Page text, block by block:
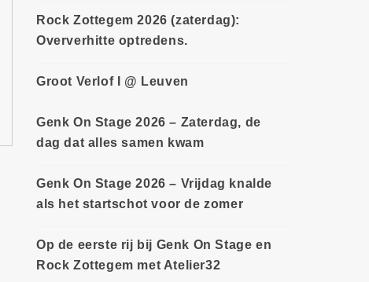
Rock Zottegem 2026 (zaterdag):
Oververhitte optredens.
Groot Verlof I @ Leuven
Genk On Stage 2026 – Zaterdag, de
dag dat alles samen kwam
Genk On Stage 2026 – Vrijdag knalde
als het startschot voor de zomer
Op de eerste rij bij Genk On Stage en
Rock Zottegem met Atelier32